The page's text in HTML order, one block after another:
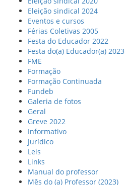
Eleição sindical 2024
Eventos e cursos
Férias Coletivas 2005
Festa do Educador 2022
Festa do(a) Educador(a) 2023
FME
Formação
Formação Continuada
Fundeb
Galeria de fotos
Geral
Greve 2022
Informativo
Jurídico
Leis
Links
Manual do professor
Mês do (a) Professor (2023)